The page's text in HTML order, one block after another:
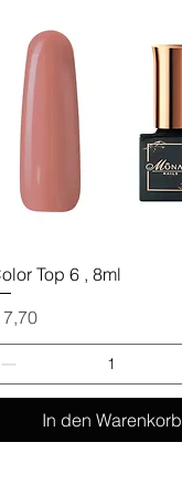
Schnellansicht
Top 6 , 8ml
In den Warenkorb